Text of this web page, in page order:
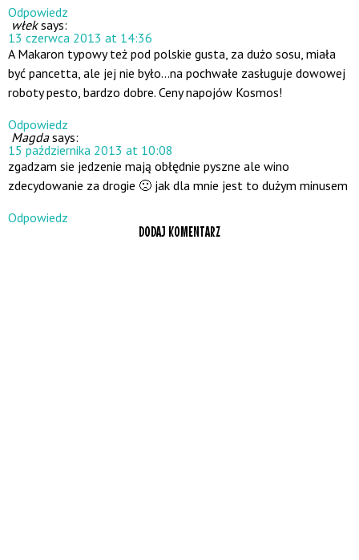
Odpowiedz
włek says:
13 czerwca 2013 at 14:36
A Makaron typowy też pod polskie gusta, za dużo sosu, miała
być pancetta, ale jej nie było…na pochwałe zasługuje dowowej
roboty pesto, bardzo dobre. Ceny napojów Kosmos!
Odpowiedz
Magda says:
15 października 2013 at 10:08
zgadzam sie jedzenie mają obłędnie pyszne ale wino
zdecydowanie za drogie 🙁 jak dla mnie jest to dużym minusem
Odpowiedz
DODAJ KOMENTARZ